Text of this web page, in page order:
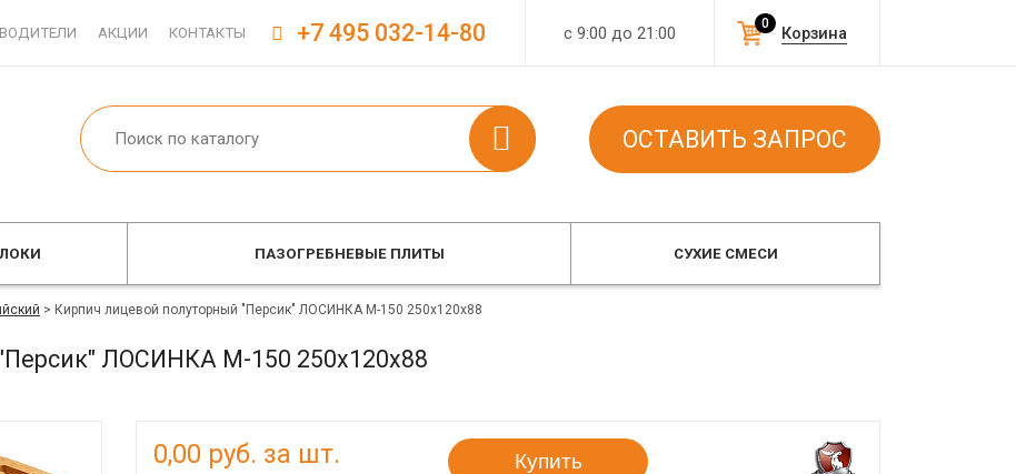
АКЦИИ КОНТАКТЫ с 9:00 до 21:00 Корзина
0
+7 495 032-14-80
ОСТАВИТЬ ЗАПРОС
ПАЗОГРЕБНЕВЫЕ ПЛИТЫ СУХИЕ СМЕСИ
> Кирпич лицевой полуторный "Персик" ЛОСИНКА М-150 250x120x88
ЛОСИНКА М-150 250x120x88
0,00 руб. за шт. Купить